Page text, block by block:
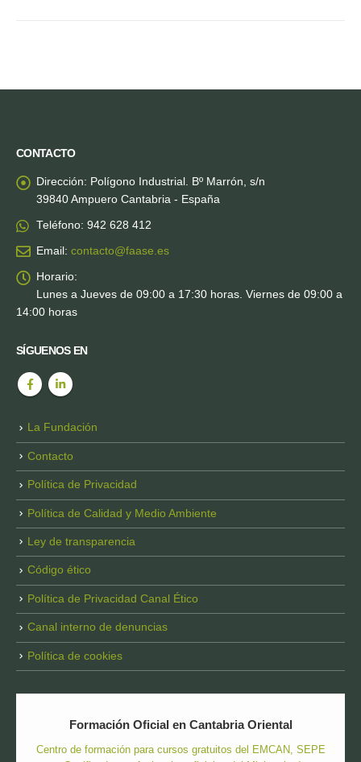
CONTACTO
Dirección: Polígono Industrial. Bº Marrón, s/n
39840 Ampuero Cantabria - España
Teléfono: 942 628 412
Email: contacto@faase.es
Horario:
Lunes a Jueves de 09:00 a 17:30 horas. Viernes de 09:00 a
14:00 horas
SÍGUENOS EN
La Fundación
Contacto
Política de Privacidad
Política de Calidad y Medio Ambiente
Ley de transparencia
Código ético
Política de Privacidad Canal Ético
Canal interno de denuncias
Política de cookies
Formación Oficial en Cantabria Oriental
Centro de formación para cursos gratuitos del EMCAN, SEPE